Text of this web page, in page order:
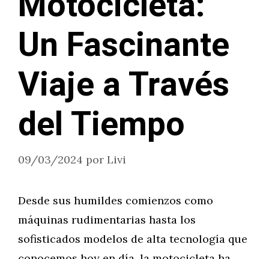
Un Fascinante
Viaje a Través
del Tiempo
09/03/2024 por Livi
Desde sus humildes comienzos como
máquinas rudimentarias hasta los
sofisticados modelos de alta tecnología que